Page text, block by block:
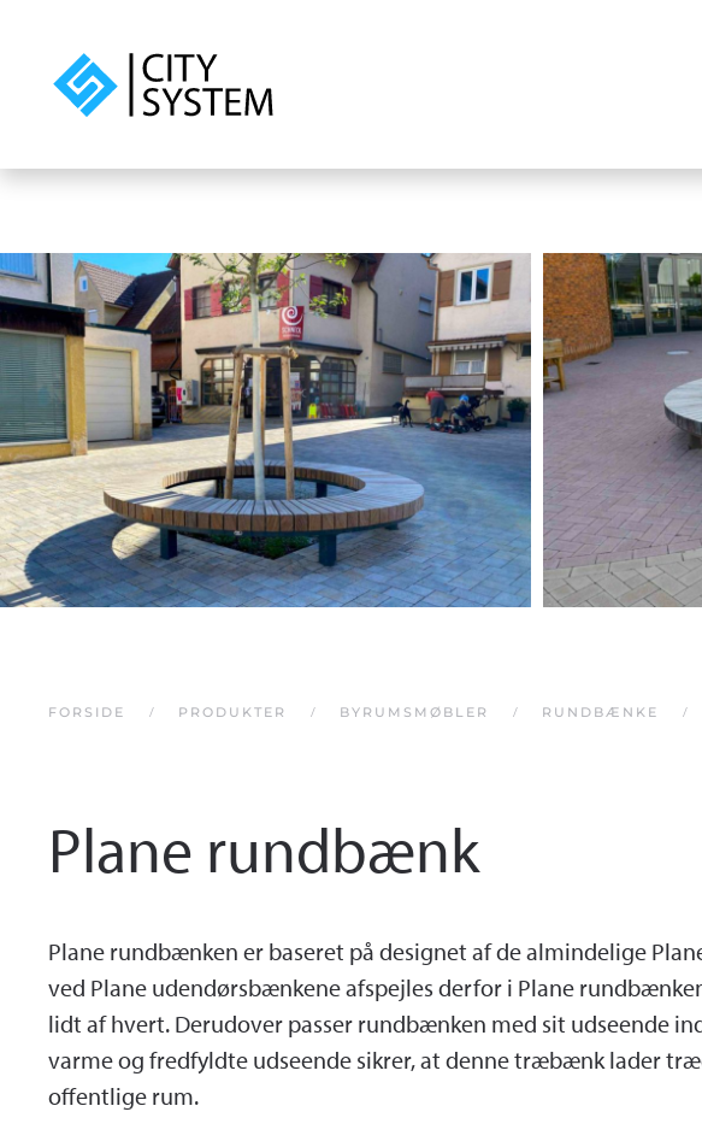
Skip to main content
FORSIDE PRODUKTER BYRUMSMØBLER RUNDBÆNKE
Plane rundbænk
Plane rundbænken er baseret på designet af de almindelige
ved Plane udendørsbænkene afspejles derfor i Plane
lidt af hvert. Derudover passer rundbænken med sit udseende
varme og fredfyldte udseende sikrer, at denne træbænk lader
offentlige rum.